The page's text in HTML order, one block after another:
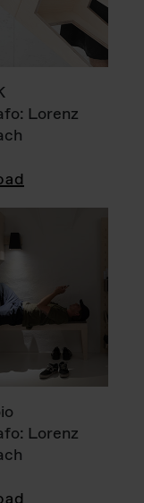
Lorenz
Lorenz